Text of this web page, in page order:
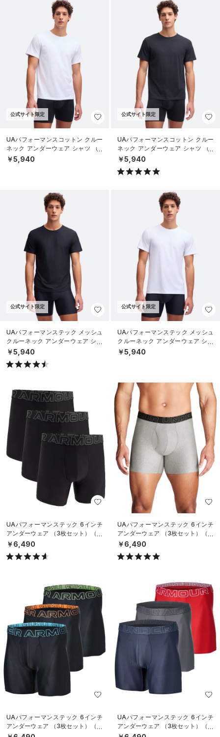
公式サイト限定
UAパフォーマンスコットン クルー
ネック アンダーウェア シャツ （2
枚セット）（ライフスタイル/ME
￥5,940
公式サイト限定
UAパフォーマンスコットン クルー
ネック アンダーウェア シャツ （2
枚セット）（ライフスタイル/ME
N）
￥5,940
公式サイト限定
UAパフォーマンステック メッシュ
クルーネック アンダーウェア シャ
ツ （2枚セット）（ライフスタイル/
MEN
￥5,940
公式サイト限定
UAパフォーマンステック メッシュ
クルーネック アンダーウェア シャ
ツ （2枚セット）（ライフスタイル/
MEN
￥5,940
UAパフォーマンステック 6インチ
アンダーウェア （3枚セット）（ト
レーニング/MEN）
￥6,490
UAパフォーマンステック 6インチ
アンダーウェア （3枚セット）（ト
レーニング/MEN）
￥6,490
UAパフォーマンステック 6インチ
アンダーウェア （3枚セット）（ト
レーニング/MEN）
UAパフォーマンステック 6インチ
アンダーウェア （3枚セット）（ト
レーニング/MEN）